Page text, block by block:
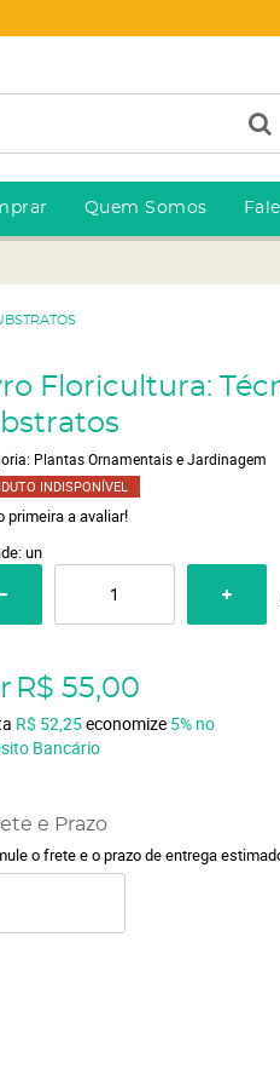
Quem Somos
Floricultura:
Plantas Ornamentais e Jardinagem
INDISPONÍVEL
primeira a avaliar!
un
R$ 55,00
R$ 52,25economize 5% no
Bancário
e Prazo
o frete e o prazo de entrega